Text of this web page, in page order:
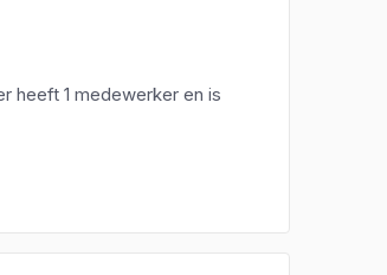
heeft 1 medewerker en is